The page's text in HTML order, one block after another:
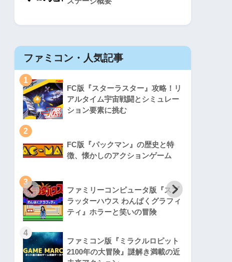
ファミコン・人気記事
1
FC版『スターラスター』攻略！リ
アルタイム宇宙戦闘とシミュレー
ション要素に挑む
2
FC版『パックマン』の歴史と特
徴、懐かしのアクションゲーム
3
ファミリーコンピュータ版『スプ
ラッターハウス わんぱくグラフィ
ティ』ホラーと笑いの冒険
4
ファミコン版『ミラクルロピット
2100年の大冒険』謎解き満載の近